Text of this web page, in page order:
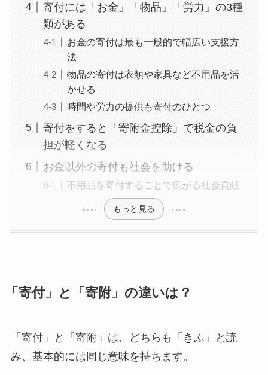
寄付には「お金」「物品」「労力」の3種
類がある
お金の寄付は最も一般的で幅広い支援方
法
物品の寄付は衣類や家具など不用品を活
かせる
時間や労力の提供も寄付のひとつ
寄付をすると「寄附金控除」で税金の負
担が軽くなる
お金以外の寄付も社会を助ける
不用品を寄付することで広がる社会貢献
もっと見る
「寄付」と「寄附」の違いは？
「寄付」と「寄附」は、どちらも「きふ」と読
み、基本的には同じ意味を持ちます。